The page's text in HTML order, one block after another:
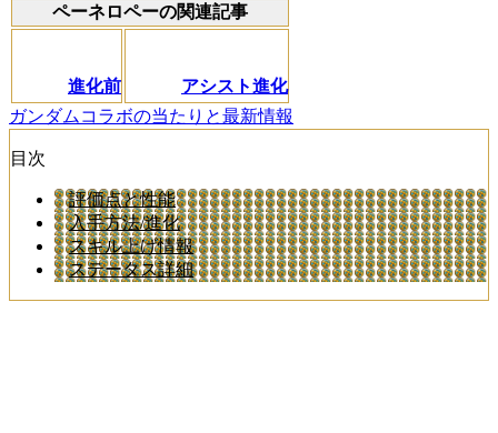
ペーネロペーの関連記事
進化前
アシスト進化
ガンダムコラボの当たりと最新情報
目次
評価点と性能
入手方法/進化
スキル上げ情報
ステータス詳細